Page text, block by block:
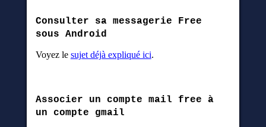
Consulter sa messagerie Free
sous Android
Voyez le sujet déjà expliqué ici.
Associer un compte mail free à
un compte gmail